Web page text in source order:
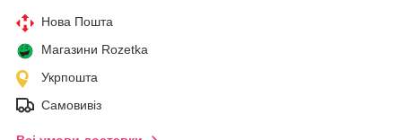
Нова Пошта
Магазини Rozetka
Укрпошта
Самовивіз